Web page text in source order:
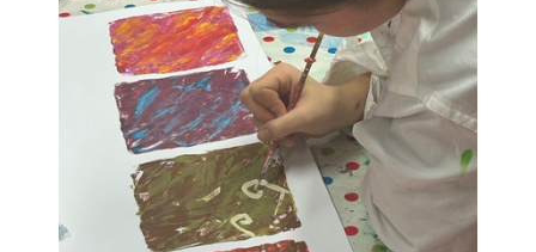
Materialkosten:10,­ € pro Kilo (gebrannt &
glasiert).
„Kopf aus, Hände an ­ erschaffe dein
eigenes Unikat aus Ton!“